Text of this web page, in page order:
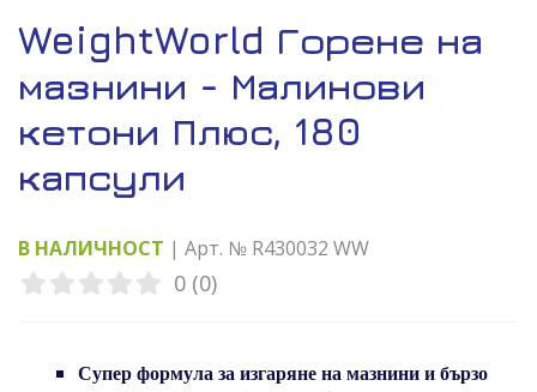
WeightWorld Горене на
мазнини - Малинови
кетони Плюс, 180
капсули
В НАЛИЧНОСТ | Арт. № R430032 WW
0 (0)
Супер формула за изгаряне на мазнини и бързо